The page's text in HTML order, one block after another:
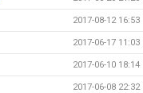
2017-08-12 16:53
2017-06-17 11:03
2017-06-10 18:14
2017-06-08 22:32